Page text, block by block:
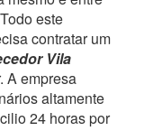
Todo este
contratar um
Vila
A empresa
altamente
24 horas por